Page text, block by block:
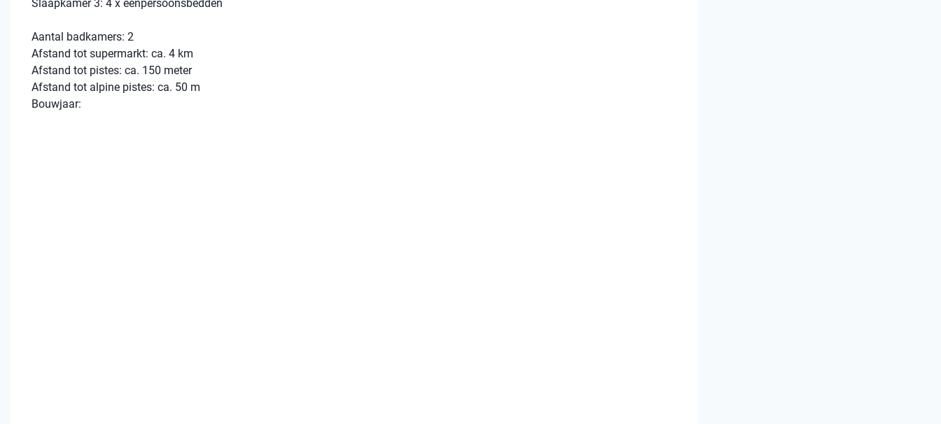
Slaapkamer 3: 4 x eenpersoonsbedden
Aantal badkamers: 2
Afstand tot supermarkt: ca. 4 km
Afstand tot pistes: ca. 150 meter
Afstand tot alpine pistes: ca. 50 m
Bouwjaar: